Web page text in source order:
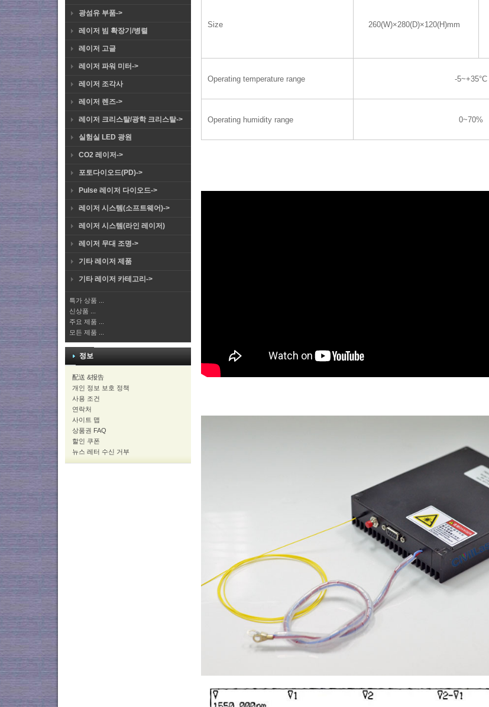
광섬유 부품->
레이저 빔 확장기/병렬
레이저 고글
레이저 파워 미터->
레이저 조각사
레이저 렌즈->
레이저 크리스탈/광학 크리스탈->
실험실 LED 광원
CO2 레이저->
포토다이오드(PD)->
Pulse 레이저 다이오드->
레이저 시스템(소프트웨어)->
레이저 시스템(라인 레이저)
레이저 무대 조명->
기타 레이저 제품
기타 레이저 카테고리->
특가 상품 ...
신상품 ...
주요 제품 ...
모든 제품 ...
정보
配送 &报告
개인 정보 보호 정책
사용 조건
연락처
사이트 맵
상품권 FAQ
할인 쿠폰
뉴스 레터 수신 거부
Size 260(W)×280(D)×120(H)mm
Operating temperature range -5~+35°C
Operating humidity range 0~70%